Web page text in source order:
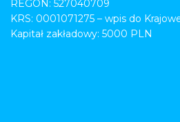
REGON: 527040709
KRS: 0001071275 – wpis do
Kapitał zakładowy: 5000 PLN